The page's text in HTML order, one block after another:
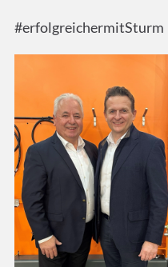
#erfolgreichermitSturm